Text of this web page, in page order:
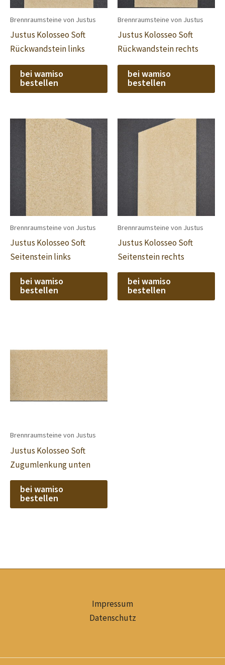
Brennraumsteine von Justus
Justus Kolosseo Soft
Rückwandstein links
bei wamiso
bestellen
Brennraumsteine von Justus
Justus Kolosseo Soft
Rückwandstein rechts
bei wamiso
bestellen
Brennraumsteine von Justus
Justus Kolosseo Soft
Seitenstein links
bei wamiso
bestellen
Brennraumsteine von Justus
Justus Kolosseo Soft
Seitenstein rechts
bei wamiso
bestellen
Brennraumsteine von Justus
Justus Kolosseo Soft
Zugumlenkung unten
bei wamiso
bestellen
Impressum
Datenschutz